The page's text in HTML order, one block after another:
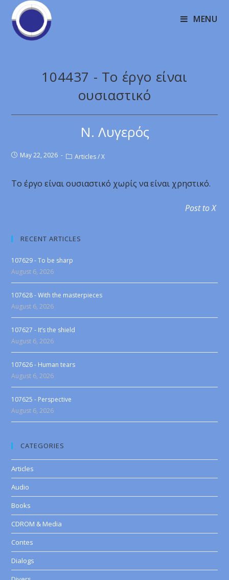
MENU
104437 - Το έργο είναι
ουσιαστικό
Ν. Λυγερός
May 22, 2026 Articles / X
Το έργο είναι ουσιαστικό χωρίς να είναι χρηστικό.
Post to X
RECENT ARTICLES
107629 - To be sharp
August 6, 2026
107628 - With the masterpieces
August 6, 2026
107627 - It’s the shield
August 6, 2026
107626 - Human tears
August 6, 2026
107625 - Perspective
August 6, 2026
CATEGORIES
Articles
Audio
Books
CDROM & Media
Contes
Dialogs